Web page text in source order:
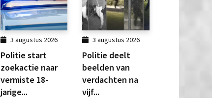
3 augustus 2026
Politie start
zoekactie naar
vermiste 18-
jarige...
3 augustus 2026
Politie deelt
beelden van
verdachten na
vijf...